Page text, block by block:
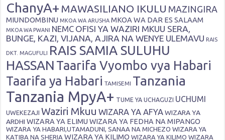
ChanyA+ MAWASILIANO IKULU MAZINGIRA
MIUNDOMBINU MKOA WA ARUSHA MKOA WA DAR ES SALAAM
MKOA WA PWANI NEMC OFISI YA WAZIRI MKUU SERA,
BUNGE, KAZI, VIJANA, AJIRA NA WENYE ULEMAVU RAIS
DKT. MAGUFULI
RAIS SAMIA SULUHU
HASSAN Taarifa Vyombo vya Habari
Taarifa ya Habari TAMISEMI Tanzania
Tanzania MpyA+ TUME YA UCHAGUZI UCHUMI
UWEKEZAJI Waziri Mkuu WIZARA YA AFYA WIZARA YA
ARDHI WIZARA YA ELIMU WIZARA YA FEDHA NA MIPANGO
WIZARA YA HABARI,UTAMADUNI, SANAA NA MICHEZO WIZARA YA
KATIBA NA SHERIA WIZARA YA KILIMO WIZARA YA KILIMO WIZARA